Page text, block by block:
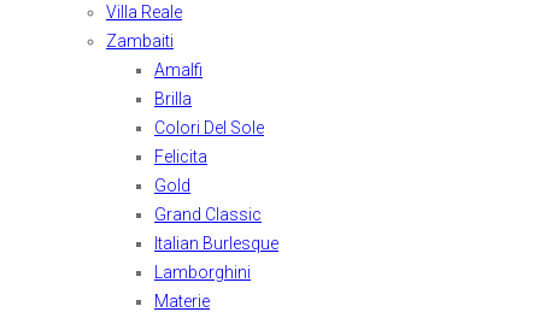
Villa Reale
Zambaiti
Amalfi
Brilla
Colori Del Sole
Felicita
Gold
Grand Classic
Italian Burlesque
Lamborghini
Materie